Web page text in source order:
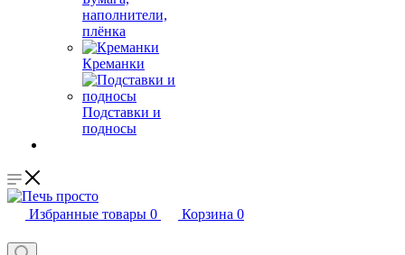
наполнители,
плёнка
Креманки
Подставки и
подносы
Избранные товары 0 Корзина 0